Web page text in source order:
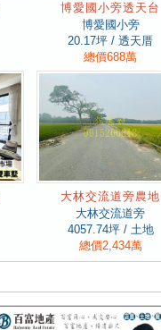
博愛國小旁透天台
博愛國小旁
20.17坪 / 透天厝
總價688萬
大林交流道旁農地
大林交流道旁
4057.74坪 / 土地
總價2,434萬